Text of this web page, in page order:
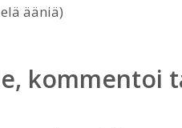
ääniä)
kommentoi